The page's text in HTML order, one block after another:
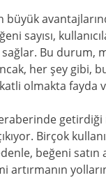
büyük
sayısı,
Bu durum,
her şey gibi,
olmakta fayda
Birçok
beğeni
artırmanın